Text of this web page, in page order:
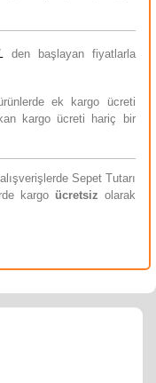
den başlayan fiyatlarla
ek kargo ücreti
kargo ücreti hariç bir
Sepet Tutarı
kargo ücretsiz olarak